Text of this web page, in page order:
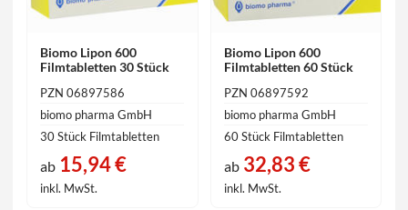
Biomo Lipon 600
Filmtabletten 30 Stück
PZN 06897586
biomo pharma GmbH
30 Stück Filmtabletten
ab 15,94 €
inkl. MwSt.
Biomo Lipon 600
Filmtabletten 60 Stück
PZN 06897592
biomo pharma GmbH
60 Stück Filmtabletten
ab32,83 €
inkl. MwSt.